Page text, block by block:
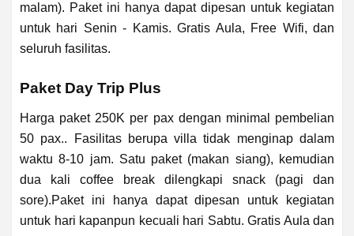
malam). Paket ini hanya dapat dipesan untuk kegiatan
untuk hari Senin - Kamis. Gratis Aula, Free Wifi, dan
seluruh fasilitas.
Paket Day Trip Plus
Harga paket 250K per pax dengan minimal pembelian
50 pax.. Fasilitas berupa villa tidak menginap dalam
waktu 8-10 jam. Satu paket (makan siang), kemudian
dua kali coffee break dilengkapi snack (pagi dan
sore).Paket ini hanya dapat dipesan untuk kegiatan
untuk hari kapanpun kecuali hari Sabtu. Gratis Aula dan